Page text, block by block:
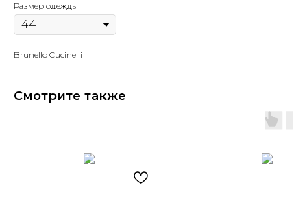
Размер одежды
Brunello Cucinelli
Смотрите также